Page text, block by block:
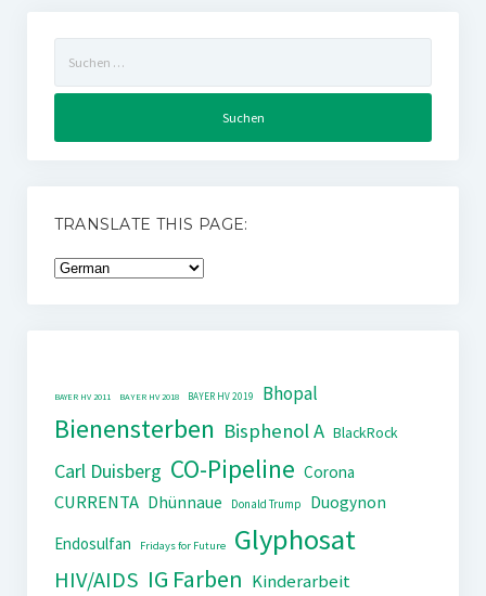
nach:
TRANSLATE THIS PAGE:
BAYER HV 2011 BAYER HV 2018 BAYER HV 2019 Bhopal
Bienensterben Bisphenol A BlackRock
Carl Duisberg CO-Pipeline Corona
CURRENTA Dhünnaue Donald Trump
Duogynon
Endosulfan
Fridays for Future Glyphosat
HIV/AIDS IG Farben Kinderarbeit